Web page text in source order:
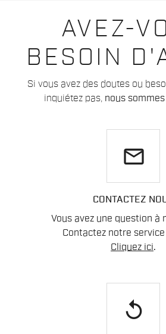
AVEZ-
BESOIN
Si vous avez des doutes ou
inquiétez pas, nous
email
CONTACTEZ
Vous avez une question à
Contactez notre
Cliquez ici.
replay